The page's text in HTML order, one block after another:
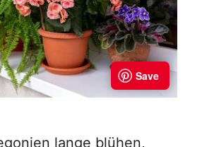
lange blühen,